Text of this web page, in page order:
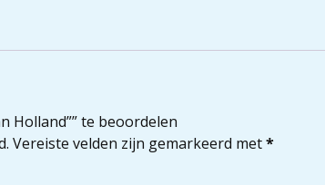
Holland”” te beoordelen
Vereiste velden zijn gemarkeerd met*